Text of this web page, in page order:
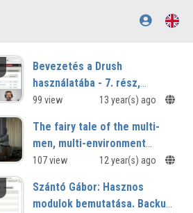
Bevezetés a Drush
használatába - 7. rész,
Hasznos parancsok
99 view 13 year(s) ago
The fairy tale of the multi-
men, multi-environment
Drupal development
107 view 12 year(s) ago
Szántó Gábor: Hasznos
modulok bemutatása. Backup